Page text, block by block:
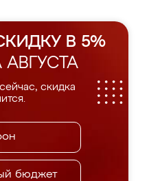
В 5%
скидка
бюджет